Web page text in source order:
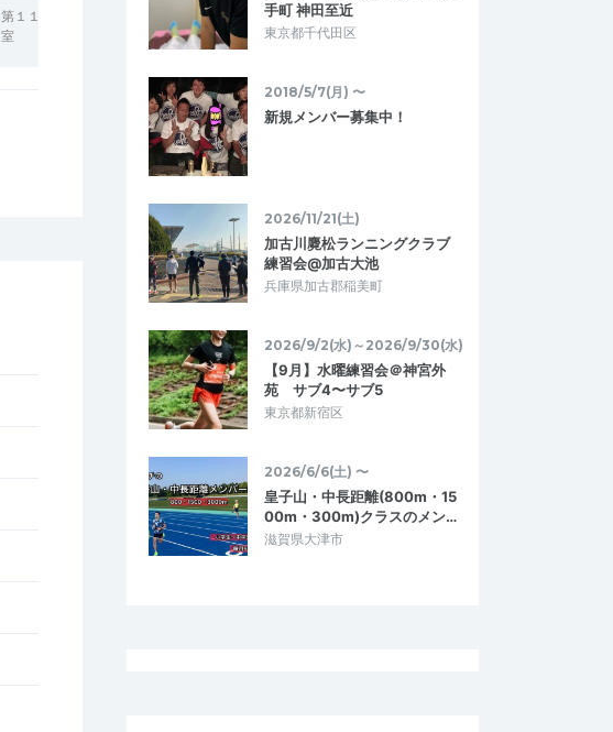
第１１８回ｅＡさいたま浦和マラソン教
室
2026/6/21
【eA湘南】初心者・中高年のための基本
トレーニング＜追加開催＞ 26.5.17
手町 神田至近
東京都千代田区
2018/5/7(月) 〜
新規メンバー募集中！
2026/11/21(土)
加古川麑松ランニングクラブ
練習会@加古大池
兵庫県加古郡稲美町
2026/9/2(水)～2026/9/30(水)
【9月】水曜練習会＠神宮外
苑 サブ4〜サブ5
東京都新宿区
2026/6/6(土) 〜
皇子山・中長距離(800m・15
00m・300m)クラスのメン…
滋賀県大津市